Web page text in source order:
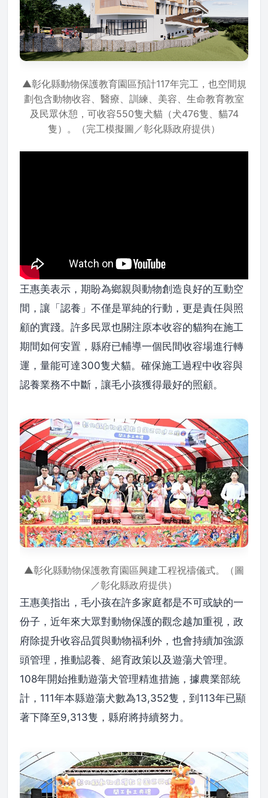
▲彰化縣動物保護教育園區預計117年完工，也空間規
劃包含動物收容、醫療、訓練、美容、生命教育教室
及民眾休憩，可收容550隻犬貓（犬476隻、貓74
隻）。（完工模擬圖／彰化縣政府提供）
王惠美表示，期盼為鄉親與動物創造良好的互動空
間，讓「認養」不僅是單純的行動，更是責任與照
顧的實踐。許多民眾也關注原本收容的貓狗在施工
期間如何安置，縣府已輔導一個民間收容場進行轉
運，量能可達300隻犬貓。確保施工過程中收容與
認養業務不中斷，讓毛小孩獲得最好的照顧。
▲彰化縣動物保護教育園區興建工程祝禱儀式。（圖
／彰化縣政府提供）
王惠美指出，毛小孩在許多家庭都是不可或缺的一
份子，近年來大眾對動物保護的觀念越加重視，政
府除提升收容品質與動物福利外，也會持續加強源
頭管理，推動認養、絕育政策以及遊蕩犬管理。
108年開始推動遊蕩犬管理精進措施，據農業部統
計，111年本縣遊蕩犬數為13,352隻，到113年已顯
著下降至9,313隻，縣府將持續努力。